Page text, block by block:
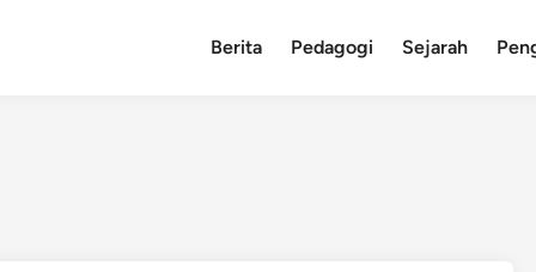
Berita Pedagogi Sejarah